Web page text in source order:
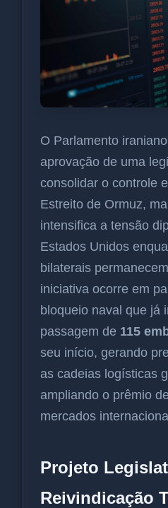
O Parlamento
aprovação de uma
consolidar o controle
Estreito de Ormuz,
intensifica a tensão
Estados Unidos
bilaterais
iniciativa ocorre em
bloqueio naval que já
passagem de 115
seu início, gerando
as cadeias logísticas
ampliando o prêmio
mercados
Projeto
Reivindicação